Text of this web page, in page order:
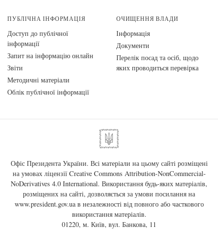
ПУБЛІЧНА ІНФОРМАЦІЯ
Доступ до публічної
інформації
Запит на інформацію онлайн
Звіти
Методичні матеріали
Облік публічної інформації
ОЧИЩЕННЯ ВЛАДИ
Інформація
Документи
Перелік посад та осіб, щодо
яких проводиться перевірка
Офіс Президента України. Всі матеріали на цьому сайті розміщені
на умовах ліцензії Creative Commons Attribution-NonCommercial-
NoDerivatives 4.0 International. Використання будь-яких матеріалів,
розміщених на сайті, дозволяється за умови посилання на
www.president.gov.uaв незалежності від повного або часткового
використання матеріалів.
01220, м. Київ, вул. Банкова, 11